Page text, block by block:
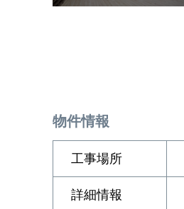
物件情報
工事場所
詳細情報